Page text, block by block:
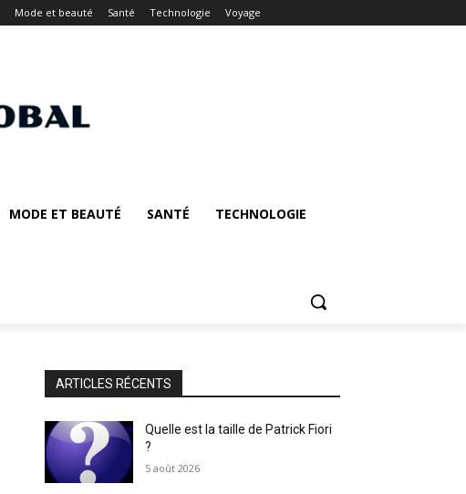
Mode et beauté Santé Technologie Voyage
MODE ET BEAUTÉ SANTÉ TECHNOLOGIE
ARTICLES RÉCENTS
Quelle est la taille de Patrick Fiori
?
5 août 2026